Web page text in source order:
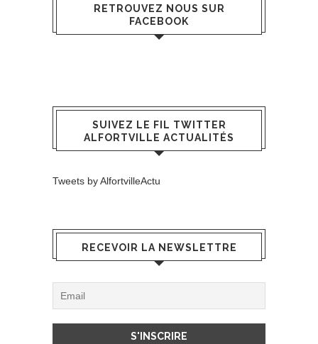
RETROUVEZ NOUS SUR
FACEBOOK
SUIVEZ LE FIL TWITTER
ALFORTVILLE ACTUALITÉS
Tweets by AlfortvilleActu
RECEVOIR LA NEWSLETTRE